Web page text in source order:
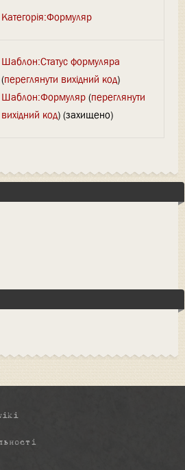
Категорія:Формуляр
Шаблон:Статус формуляра
(переглянути вихідний код)
Шаблон:Формуляр(переглянути
вихідний код) (захищено)